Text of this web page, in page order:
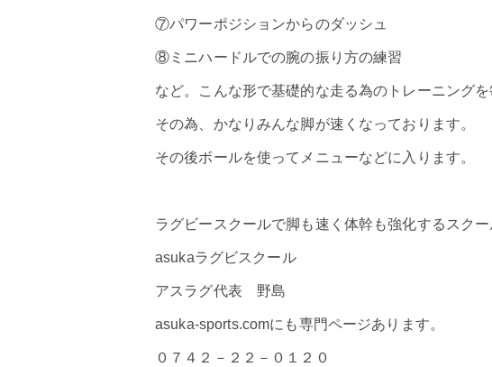
⑦パワーポジションからのダッシュ
⑧ミニハードルでの腕の振り方の練習
など。こんな形で基礎的な走る為のトレーニングを
その為、かなりみんな脚が速くなっております。
その後ボールを使ってメニューなどに入ります。
ラグビースクールで脚も速く体幹も強化するスクー
asukaラグビスクール
アスラグ代表 野島
asuka-sports.comにも専門ページあります。
０７４２－２２－０１２０